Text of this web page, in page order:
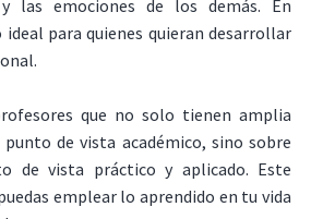
las emociones de los demás. En
para quienes quieran desarrollar
que no solo tienen amplia
punto de vista académico, sino sobre
de vista práctico y aplicado. Este
emplear lo aprendido en tu vida